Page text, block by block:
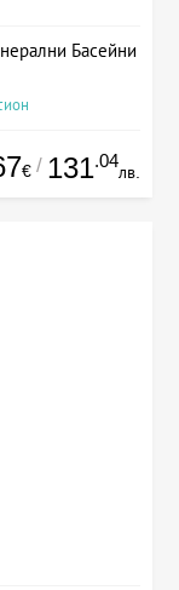
Басейни
€ / 131.04
лв.